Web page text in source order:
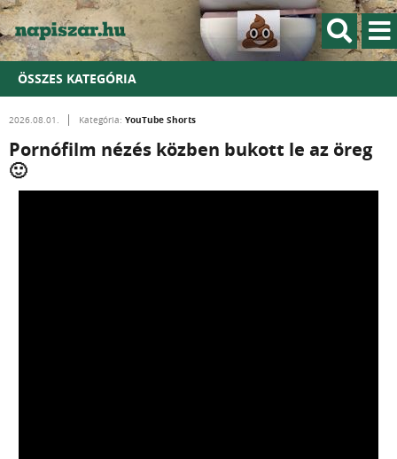
ÖSSZES KATEGÓRIA
2026.08.01. Kategória: YouTube Shorts
Pornófilm nézés közben bukott le az öreg
🙂